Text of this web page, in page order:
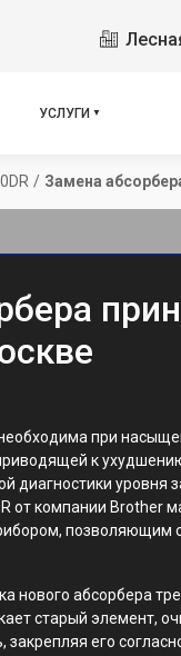
УСЛУГИ
/ Замена
при
к
диагностики уровня
от компании Brother
позволяющим
нового абсорбера
старый элемент,
его